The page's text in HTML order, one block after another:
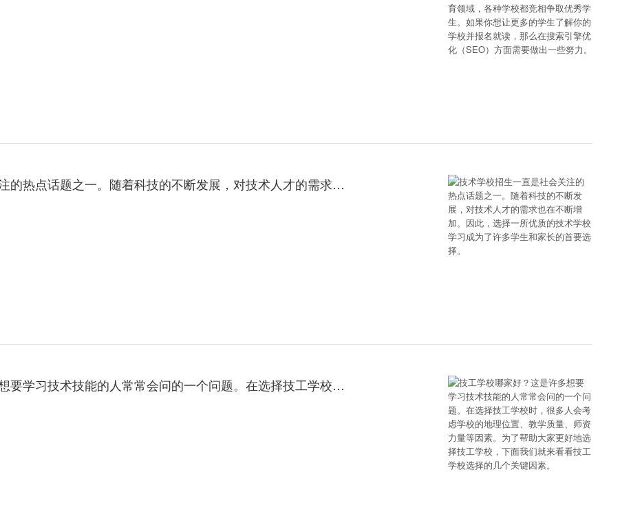
技术学校招生一直是社会关注的热点话题之一。随着科技的不断发展，对技术人才的需求也在不断增加。因此，选择一所优质的技术学校学习成为了许多学生和家长的首要选择。
技工学校哪家好？这是许多想要学习技术技能的人常常会问的一个问题。在选择技工学校时，很多人会考虑学校的地理位置、教学质量、师资力量等因素。为了帮助大家更好地选择技工学校，下面我们就来看看技工学校选择的几个关键因素。